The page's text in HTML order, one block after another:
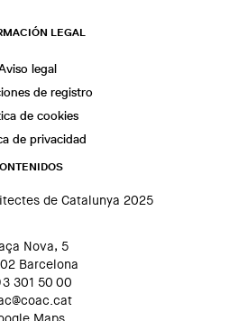
LEGAL
legal
de registro
de cookies
de privacidad
de Catalunya 2025
Nova, 5
Barcelona
301 50 00